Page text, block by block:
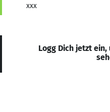
xxx
Logg Dich jetzt